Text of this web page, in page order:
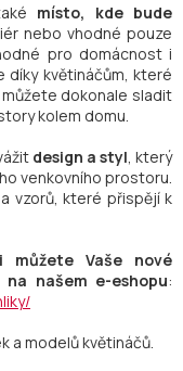
místo, kde bude
nebo vhodné pouze
pro domácnost i
díky květináčům, které
dokonale sladit
kolem domu.
design a styl , který
venkovního prostoru.
vzorů, které přispějí k
můžete Vaše nové
našem e-eshopu:
a modelů květináčů.